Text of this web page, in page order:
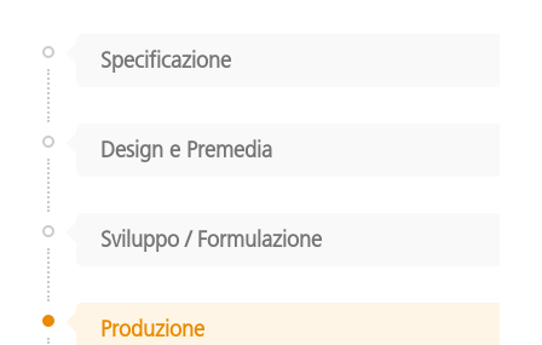
Specificazione
Design e Premedia
Sviluppo / Formulazione
Produzione